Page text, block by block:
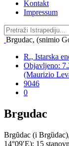
Kontakt
Impressum
Brgudac, (snimio
R., Istarska
Objavljeno:
(Maurizio
9046
0
Brgudac
Brgȗdac (i Brgȕdac),
14°09′E); 15